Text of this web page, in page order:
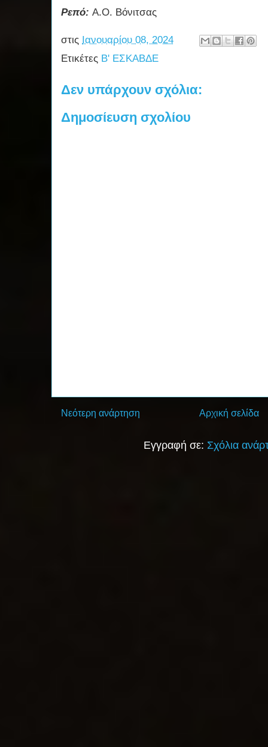
Ρεπό: Α.Ο. Βόνιτσας
στις Ιανουαρίου 08, 2024
Ετικέτες Β' ΕΣΚΑΒΔΕ
Δεν υπάρχουν σχόλια:
Δημοσίευση σχολίου
Νεότερη ανάρτηση Αρχική σελίδα
Εγγραφή σε: Σχόλια